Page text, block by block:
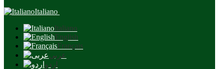
Italiano
Italiano
English
Français
عربى
اردو